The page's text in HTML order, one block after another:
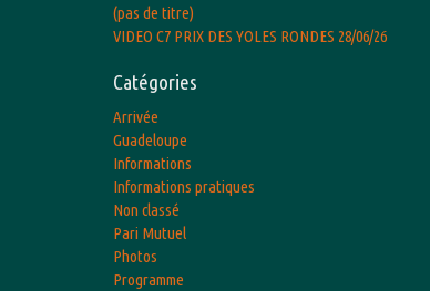
(pas de titre)
VIDEO C7 PRIX DES YOLES RONDES 28/06/26
Catégories
Arrivée
Guadeloupe
Informations
Informations pratiques
Non classé
Pari Mutuel
Photos
Programme